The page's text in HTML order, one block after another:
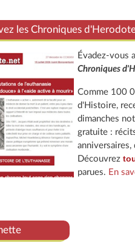
les Chroniques
Évadez-vous
Chroniques
Comme 100
d'Histoire,
dimanches
gratuite :
anniversaires,
Découvrez
parues. En